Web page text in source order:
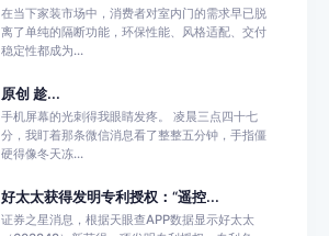
在当下家装市场中，消费者对室内门的需求早已脱
离了单纯的隔断功能，环保性能、风格适配、交付
稳定性都成为...
原创 趁...
手机屏幕的光刺得我眼睛发疼。 凌晨三点四十七
分，我盯着那条微信消息看了整整五分钟，手指僵
硬得像冬天冻...
好太太获得发明专利授权：“遥控...
证券之星消息，根据天眼查APP数据显示好太太